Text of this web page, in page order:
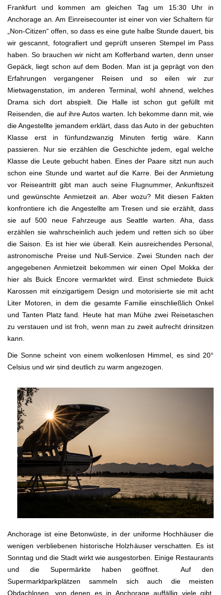
Frankfurt und kommen am gleichen Tag um 15:30 Uhr in
Anchorage an. Am Einreisecounter ist einer von vier Schaltern für
„Non-Citizen“ offen, so dass es eine gute halbe Stunde dauert, bis
wir gescannt, fotografiert und geprüft unseren Stempel im Pass
haben. So brauchen wir nicht am Kofferband warten, denn unser
Gepäck, liegt schon auf dem Boden. Man ist ja geprägt von den
Erfahrungen vergangener Reisen und so eilen wir zur
Mietwagenstation, im anderen Terminal, wohl ahnend, welches
Drama sich dort abspielt. Die Halle ist schon gut gefüllt mit
Reisenden, die auf ihre Autos warten. Ich bekomme dann mit, wie
die Angestellte jemandem erklärt, dass das Auto in der gebuchten
Klasse erst in fünfundzwanzig Minuten fertig wäre. Kann
passieren. Nur sie erzählen die Geschichte jedem, egal welche
Klasse die Leute gebucht haben. Eines der Paare sitzt nun auch
schon eine Stunde und wartet auf die Karre. Bei der Anmietung
vor Reiseantritt gibt man auch seine Flugnummer, Ankunftszeit
und gewünschte Anmietzeit an. Aber wozu? Mit diesen Fakten
konfrontiere ich die Angestellte am Tresen und sie erzählt, dass
sie auf 500 neue Fahrzeuge aus Seattle warten. Aha, dass
erzählen sie wahrscheinlich auch jedem und retten sich so über
die Saison. Es ist hier wie überall. Kein ausreichendes Personal,
astronomische Preise und Null-Service. Zwei Stunden nach der
angegebenen Anmietzeit bekommen wir einen Opel Mokka der
hier als Buick Encore vermarktet wird. Einst schmiedete Buick
Karossen mit einzigartigem Design und motorisierte sie mit acht
Liter Motoren, in dem die gesamte Familie einschließlich Onkel
und Tanten Platz fand. Heute hat man Mühe zwei Reisetaschen
zu verstauen und ist froh, wenn man zu zweit aufrecht drinsitzen
kann.
Die Sonne scheint von einem wolkenlosen Himmel, es sind 20°
Celsius und wir sind deutlich zu warm angezogen.
Anchorage ist eine Betonwüste, in der uniforme Hochhäuser die
wenigen verbliebenen historische Holzhäuser verschatten. Es ist
Sonntag und die Stadt wirkt wie ausgestorben. Einige Restaurants
und die Supermärkte haben geöffnet. Auf den
Supermarktparkplätzen sammeln sich auch die meisten
Obdachlosen, von denen es in Anchorage auffällig viele gibt.